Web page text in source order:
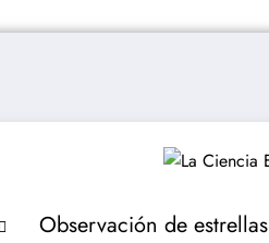
Observación de estrellas